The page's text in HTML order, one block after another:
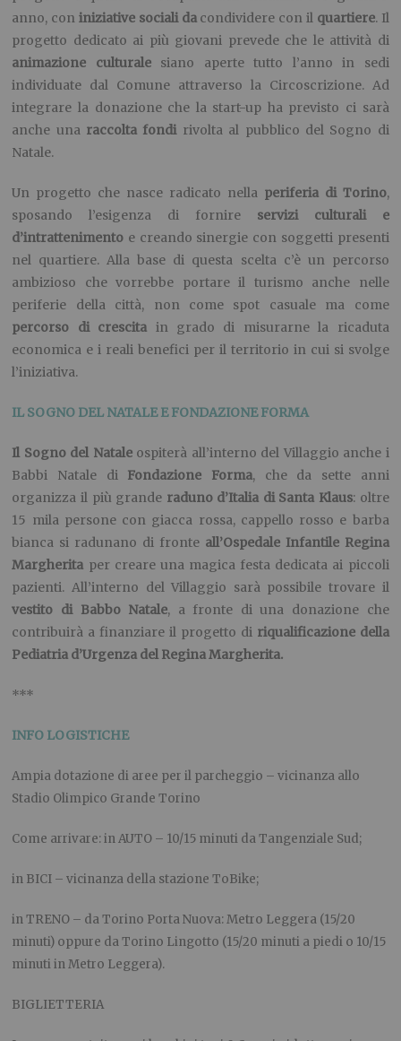
anno, coniniziative sociali da condividere con il quartiere. Il
progetto dedicato ai più giovani prevede che le attività di
animazione culturalesiano aperte tutto l’anno in sedi
individuate dal Comune attraverso la Circoscrizione. Ad
integrare la donazione che la start-up ha previsto ci sarà
anche una raccolta fondirivolta al pubblico del Sogno di
Natale.
Un progetto che nasce radicato nella periferia di Torino,
sposando l’esigenza di fornire servizi culturali e
d’intrattenimento e creando sinergie con soggetti presenti
nel quartiere. Alla base di questa scelta c’è un percorso
ambizioso che vorrebbe portare il turismo anche nelle
periferie della città, non come spot casuale ma come
percorso di crescita in grado di misurarne la ricaduta
economica e i reali benefici per il territorio in cui si svolge
l’iniziativa.
IL SOGNO DEL NATALE E FONDAZIONE FORMA
Il Sogno del Nataleospiterà all’interno del Villaggio anche i
Babbi Natale di Fondazione Forma, che da sette anni
organizza il più grande raduno d’Italia di Santa Klaus: oltre
15 mila persone con giacca rossa, cappello rosso e barba
bianca si radunano di fronte all’Ospedale Infantile Regina
Margherita per creare una magica festa dedicata ai piccoli
pazienti. All’interno del Villaggio sarà possibile trovare il
vestito di Babbo Natale, a fronte di una donazione che
contribuirà a finanziare il progetto di riqualificazione della
Pediatria d’Urgenza del Regina Margherita.
***
INFO LOGISTICHE
Ampia dotazione di aree per il parcheggio – vicinanza allo
Stadio Olimpico Grande Torino
Come arrivare: in AUTO – 10/15 minuti da Tangenziale Sud;
in BICI – vicinanza della stazione ToBike;
in TRENO – da Torino Porta Nuova: Metro Leggera (15/20
minuti) oppure da Torino Lingotto (15/20 minuti a piedi o 10/15
minuti in Metro Leggera).
BIGLIETTERIA